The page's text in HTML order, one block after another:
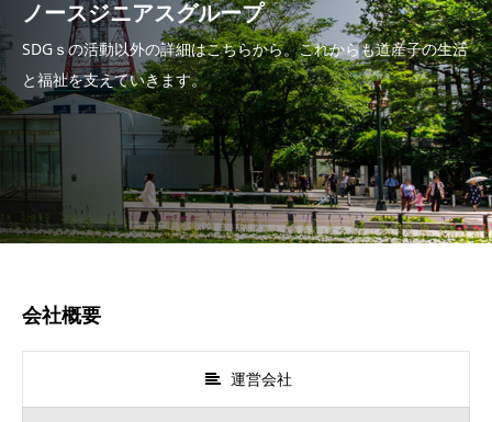
ノースジニアスグループ
SDGｓの活動以外の詳細はこちらから。これからも道産子の生活
と福祉を支えていきます。
会社概要
運営会社